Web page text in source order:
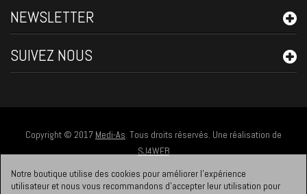
NEWSLETTER
SUIVEZ NOUS
Copyright © 2017 Medi-As. Tous droits réservés. Une réalisation de
SJ4WEB
Notre boutique utilise des cookies pour améliorer l'expérience
utilisateur et nous vous recommandons d'accepter leur utilisation pour